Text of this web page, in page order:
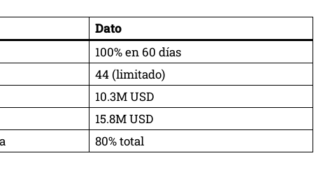
Dato
100% en 60 días
44 (limitado)
10.3M USD
15.8M USD
80% total